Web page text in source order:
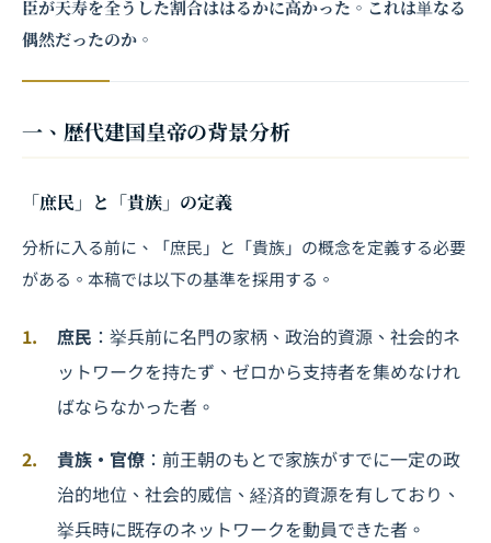
臣が天寿を全うした割合ははるかに高かった。これは単なる
偶然だったのか。
一、歴代建国皇帝の背景分析
「庶民」と「貴族」の定義
分析に入る前に、「庶民」と「貴族」の概念を定義する必要
がある。本稿では以下の基準を採用する。
庶民 ：挙兵前に名門の家柄、政治的資源、社会的ネ
ットワークを持たず、ゼロから支持者を集めなけれ
ばならなかった者。
貴族・官僚 ：前王朝のもとで家族がすでに一定の政
治的地位、社会的威信、経済的資源を有しており、
挙兵時に既存のネットワークを動員できた者。